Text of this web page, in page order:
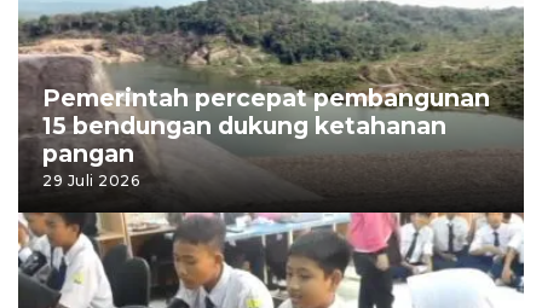
Pemerintah percepat pembangunan
15 bendungan dukung ketahanan
pangan
29 Juli 2026